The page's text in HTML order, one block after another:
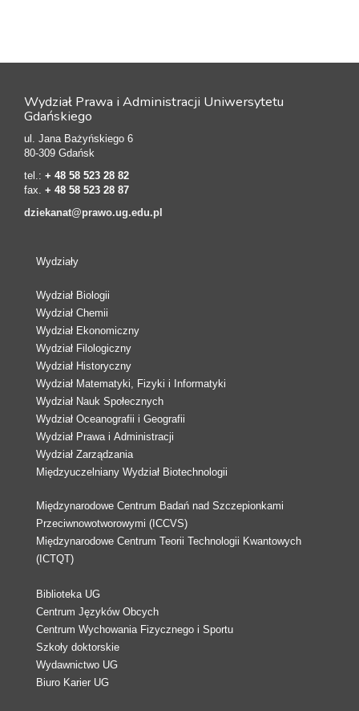
Wydział Prawa i Administracji Uniwersytetu
Gdańskiego
ul. Jana Bażyńskiego 6
80-309 Gdańsk
tel.: + 48 58 523 28 82
fax. + 48 58 523 28 87
dziekanat@prawo.ug.edu.pl
Wydziały
Wydział Biologii
Wydział Chemii
Wydział Ekonomiczny
Wydział Filologiczny
Wydział Historyczny
Wydział Matematyki, Fizyki i Informatyki
Wydział Nauk Społecznych
Wydział Oceanografii i Geografii
Wydział Prawa i Administracji
Wydział Zarządzania
Międzyuczelniany Wydział Biotechnologii
Międzynarodowe Centrum Badań nad Szczepionkami
Przeciwnowotworowymi (ICCVS)
Międzynarodowe Centrum Teorii Technologii Kwantowych
(ICTQT)
Biblioteka UG
Centrum Języków Obcych
Centrum Wychowania Fizycznego i Sportu
Szkoły doktorskie
Wydawnictwo UG
Biuro Karier UG